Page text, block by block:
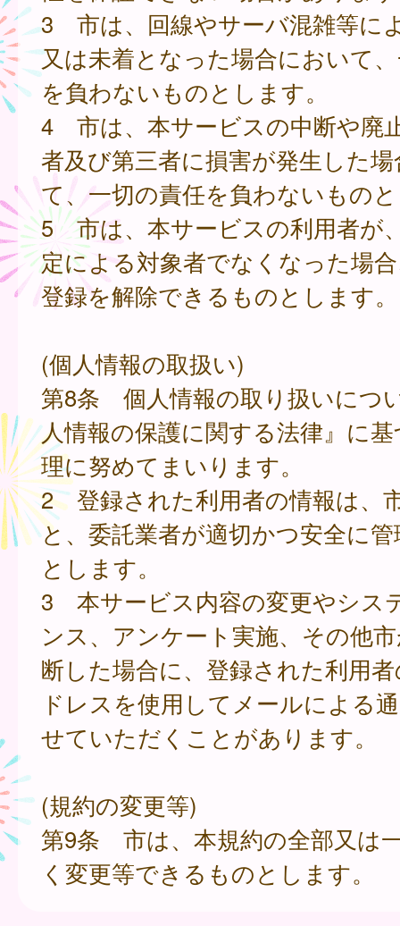
3 市は、回線やサーバ混雑等に
又は未着となった場合において
を負わないものとします。
4 市は、本サービスの中断や廃
者及び第三者に損害が発生した
て、一切の責任を負わないもの
5 市は、本サービスの利用者が
定による対象者でなくなった場
登録を解除できるものとします。
(個人情報の取扱い)
第8条 個人情報の取り扱いにつ
人情報の保護に関する法律』に
理に努めてまいります。
2 登録された利用者の情報は、
と、委託業者が適切かつ安全に
とします。
3 本サービス内容の変更やシス
ンス、アンケート実施、その他
断した場合に、登録された利用
ドレスを使用してメールによる
せていただくことがあります。
(規約の変更等)
第9条 市は、本規約の全部又は
く変更等できるものとします。